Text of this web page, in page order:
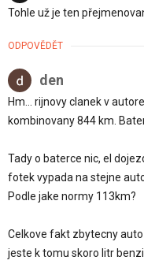
Tohle už je ten
ODPOVĚDĚT
den
Hm... rijnovy clanek v
kombinovany 844 km.
Tady o baterce nic, el
fotek vypada na stejne
Podle jake normy 113km?
Celkove fakt zbytecny
jeste k tomu skoro litr